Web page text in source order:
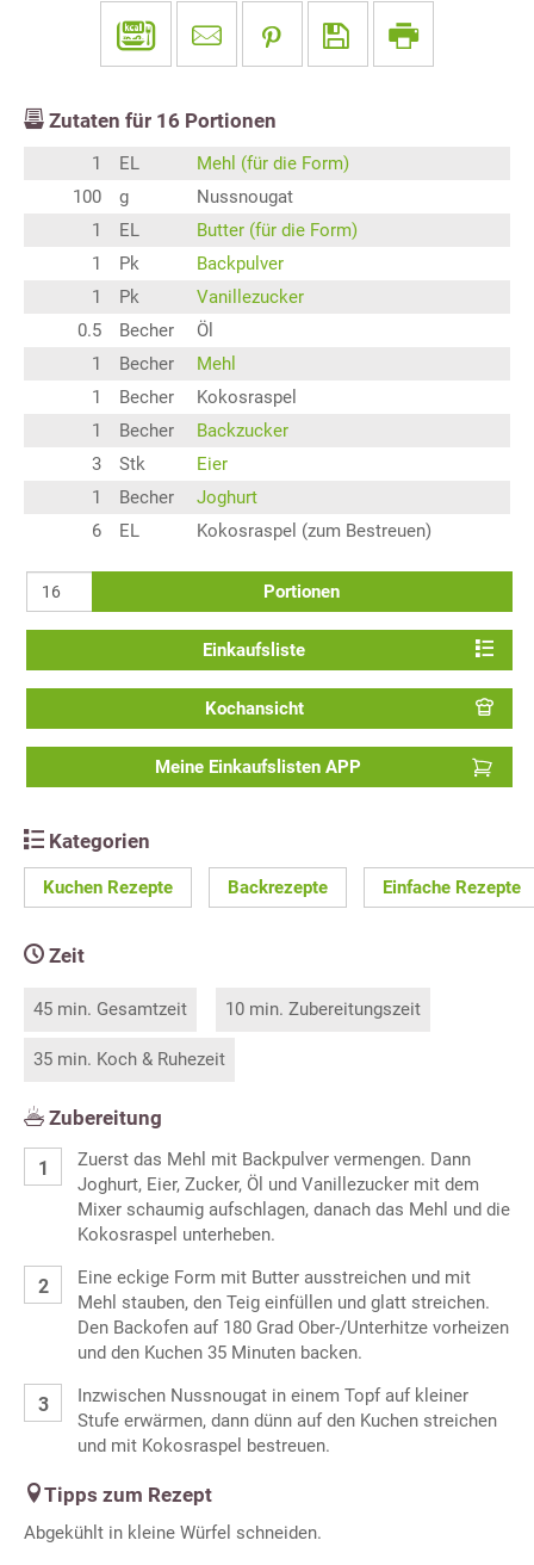
Zutaten für 16 Portionen
1 EL
Mehl (für die Form)
100
g
Nussnougat
1
EL
Butter (für die Form)
1
Pk
Backpulver
1
Pk
Vanillezucker
0.5
Becher
Öl
1
Becher
Mehl
1
Becher
Kokosraspel
1
Becher
Backzucker
3
Stk
Eier
1
Becher
Joghurt
6
EL Kokosraspel (zum Bestreuen)
Portionen
Einkaufsliste
Kochansicht
Meine Einkaufslisten APP
Kategorien
Kuchen Rezepte Backrezepte Einfache Rezepte
Zeit
45 min. Gesamtzeit 10 min. Zubereitungszeit
35 min. Koch & Ruhezeit
Zubereitung
Zuerst das Mehl mit Backpulver vermengen. Dann
Joghurt, Eier, Zucker, Öl und Vanillezucker mit dem
Mixer schaumig aufschlagen, danach das Mehl und die
Kokosraspel unterheben.
Eine eckige Form mit Butter ausstreichen und mit
Mehl stauben, den Teig einfüllen und glatt streichen.
Den Backofen auf 180 Grad Ober-/Unterhitze vorheizen
und den Kuchen 35 Minuten backen.
Inzwischen Nussnougat in einem Topf auf kleiner
Stufe erwärmen, dann dünn auf den Kuchen streichen
und mit Kokosraspel bestreuen.
Tipps zum Rezept
Abgekühlt in kleine Würfel schneiden.